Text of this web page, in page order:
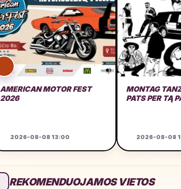
AMERICAN MOTOR FEST
2026
2026-08-08 13:00
MONTAG
PATS PER TĄ
2026-08-08
REKOMENDUOJAMOS VIETOS